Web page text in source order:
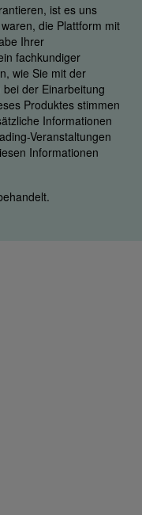
ist es uns
die Plattform mit
Ihrer
fachkundiger
wie Sie mit der
der Einarbeitung
Produktes stimmen
Informationen
Veranstaltungen
Informationen